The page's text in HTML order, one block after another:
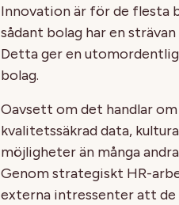
Innovation är för de flesta
sådant bolag har en
Detta ger en
bolag.
Oavsett om det handlar
kvalitetssäkrad data,
möjligheter än många
Genom strategiskt HR-
externa intressenter att de